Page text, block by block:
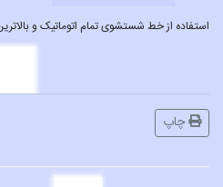
استفاده از خط شستشوی تمام اتوماتیک و
چاپ